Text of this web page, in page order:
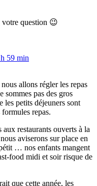
votre question 😉
59 min
allons régler les repas
sommes pas des gros
les petits déjeuners sont
repas.
aux restaurants ouverts à la
aviserons sur place en
… nos enfants mangent
food midi et soir risque de
que cette année, les